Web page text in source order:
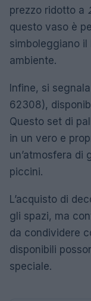
prezzo ridotto a
questo vaso è
simboleggiano il
ambiente.
Infine, si segnala
62308),
Questo set di
in un vero e
un’atmosfera di
piccini.
L’acquisto di
gli spazi, ma
da condividere
disponibili
speciale.